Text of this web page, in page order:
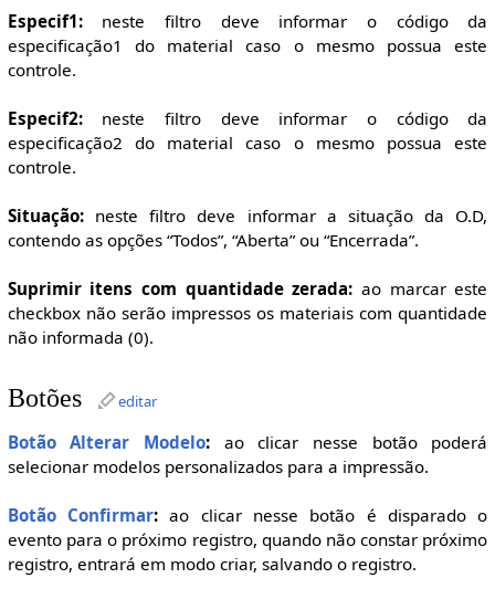
Especif1:neste filtro deve informar o código da
especificação1 do material caso o mesmo possua este
controle.
Especif2:neste filtro deve informar o código da
especificação2 do material caso o mesmo possua este
controle.
Situação:neste filtro deve informar a situação da O.D,
contendo as opções “Todos”, “Aberta” ou “Encerrada”.
Suprimir itens com quantidade zerada: ao marcar este
checkbox não serão impressos os materiais com quantidade
não informada (0).
Botões editar
Botão Alterar Modelo: ao clicar nesse botão poderá
selecionar modelos personalizados para a impressão.
Botão Confirmar: ao clicar nesse botão é disparado o
evento para o próximo registro, quando não constar próximo
registro, entrará em modo criar, salvando o registro.